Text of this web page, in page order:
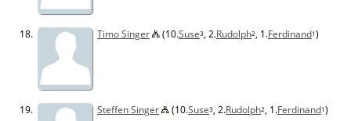
18. Timo Singer (10.Suse3, 2.Rudolph2, 1.Ferdinand1)
19. Steffen Singer (10.Suse3, 2.Rudolph2, 1.Ferdinand1)